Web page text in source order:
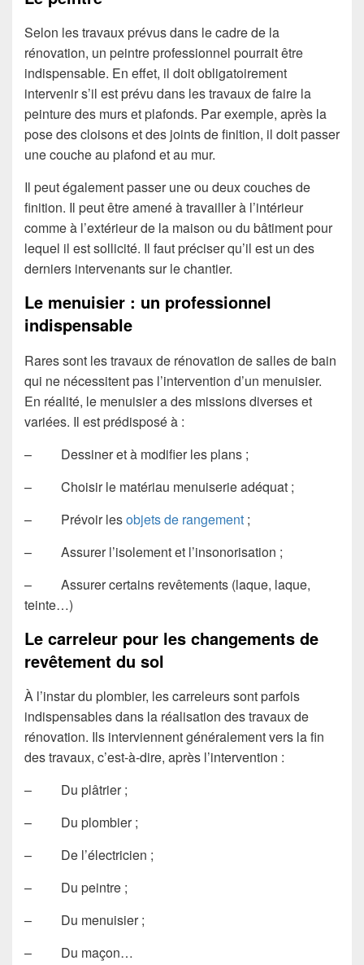
Selon les travaux prévus dans le cadre de la
rénovation, un peintre professionnel pourrait être
indispensable. En effet, il doit obligatoirement
intervenir s’il est prévu dans les travaux de faire la
peinture des murs et plafonds. Par exemple, après la
pose des cloisons et des joints de finition, il doit passer
une couche au plafond et au mur.
Il peut également passer une ou deux couches de
finition. Il peut être amené à travailler à l’intérieur
comme à l’extérieur de la maison ou du bâtiment pour
lequel il est sollicité. Il faut préciser qu’il est un des
derniers intervenants sur le chantier.
Le menuisier : un professionnel
indispensable
Rares sont les travaux de rénovation de salles de bain
qui ne nécessitent pas l’intervention d’un menuisier.
En réalité, le menuisier a des missions diverses et
variées. Il est prédisposé à :
– Dessiner et à modifier les plans ;
– Choisir le matériau menuiserie adéquat ;
– Prévoir lesobjets de rangement ;
– Assurer l’isolement et l’insonorisation ;
– Assurer certains revêtements (laque, laque,
teinte…)
Le carreleur pour les changements de
revêtement du sol
À l’instar du plombier, les carreleurs sont parfois
indispensables dans la réalisation des travaux de
rénovation. Ils interviennent généralement vers la fin
des travaux, c’est-à-dire, après l’intervention :
– Du plâtrier ;
– Du plombier ;
– De l’électricien ;
– Du peintre ;
– Du menuisier ;
– Du maçon…